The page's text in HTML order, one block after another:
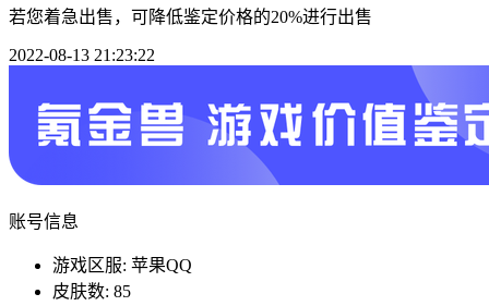
若您着急出售，可降低鉴定价格的20%进行出售
2022-08-13 21:23:22
账号信息
游戏区服: 苹果QQ
皮肤数: 85